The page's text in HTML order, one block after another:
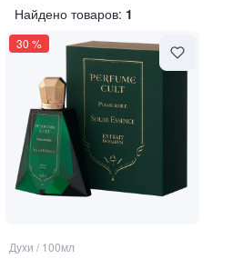
Найдено товаров: 1
30 %
Духи / 100мл